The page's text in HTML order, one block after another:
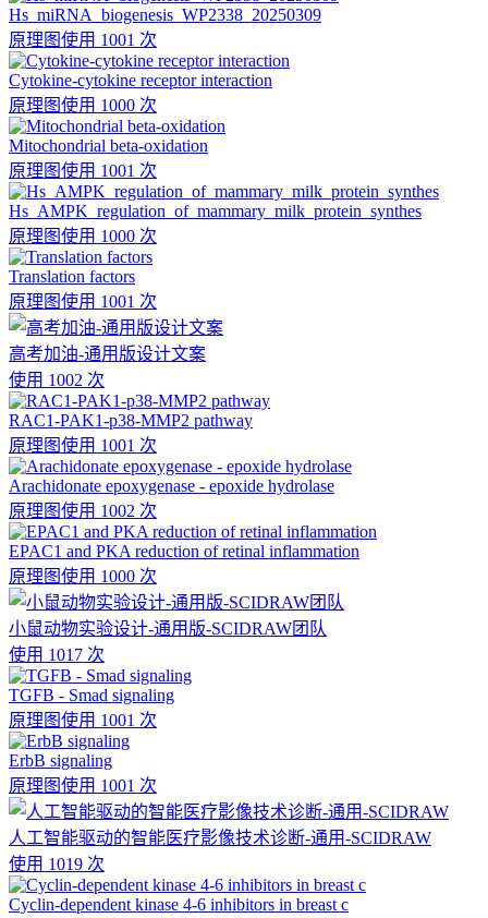
Hs_miRNA_biogenesis_WP2338_20250309
原理图使用 1001 次
Cytokine-cytokine receptor interaction
原理图使用 1000 次
Mitochondrial beta-oxidation
原理图使用 1001 次
Hs_AMPK_regulation_of_mammary_milk_protein_synthes
原理图使用 1000 次
Translation factors
原理图使用 1001 次
高考加油-通用版设计文案
使用 1002 次
RAC1-PAK1-p38-MMP2 pathway
原理图使用 1001 次
Arachidonate epoxygenase - epoxide hydrolase
原理图使用 1002 次
EPAC1 and PKA reduction of retinal inflammation
原理图使用 1000 次
小鼠动物实验设计-通用版-SCIDRAW团队
使用 1017 次
TGFB - Smad signaling
原理图使用 1001 次
ErbB signaling
原理图使用 1001 次
人工智能驱动的智能医疗影像技术诊断-通用-SCIDRAW
使用 1019 次
Cyclin-dependent kinase 4-6 inhibitors in breast c